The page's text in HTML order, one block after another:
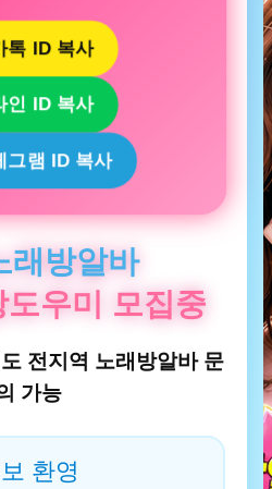
톡 ID 복사
인 ID 복사
그램 ID 복사
래방알바
우미 모집중
전지역 노래방알바 문
가능
환영